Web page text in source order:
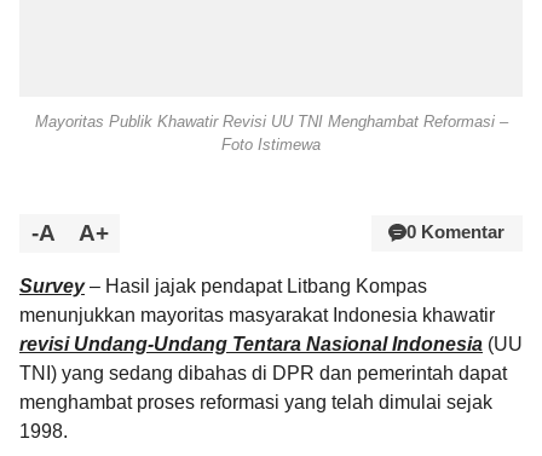
Mayoritas Publik Khawatir Revisi UU TNI Menghambat Reformasi –
Foto Istimewa
-A A+ 0 Komentar
Survey– Hasil jajak pendapat Litbang Kompas
menunjukkan mayoritas masyarakat Indonesia khawatir
revisi Undang-Undang Tentara Nasional Indonesia (UU
TNI) yang sedang dibahas di DPR dan pemerintah dapat
menghambat proses reformasi yang telah dimulai sejak
1998.